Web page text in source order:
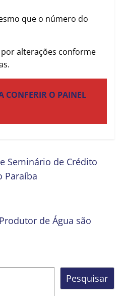
que o número do
alterações conforme
CONFERIR O PAINEL
Seminário de Crédito
Paraíba
de Água são
Pesquisar